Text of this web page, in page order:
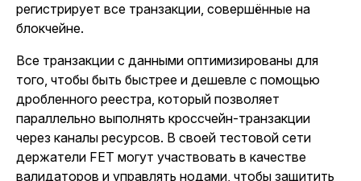
регистрирует все транзакции, совершённые на
блокчейне.
Все транзакции с данными оптимизированы для
того, чтобы быть быстрее и дешевле с помощью
дробленного реестра, который позволяет
параллельно выполнять кроссчейн-транзакции
через каналы ресурсов. В своей тестовой сети
держатели FET могут участвовать в качестве
валидаторов и управлять нодами, чтобы защитить